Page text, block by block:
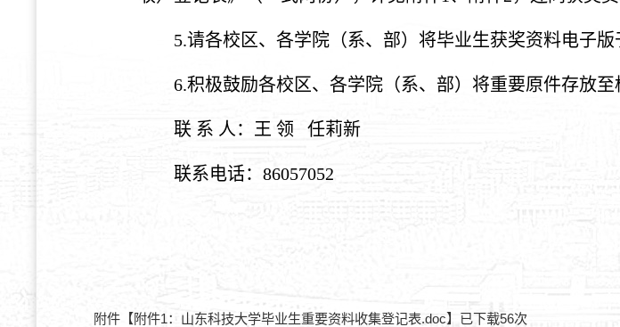
5.请各校区、各学院（系、部）将毕业生获奖资料电子版
6.积极鼓励各校区、各学院（系、部）将重要原件存放至
联 系 人：王 领 任莉新
联系电话：86057052
附件【附件1：山东科技大学毕业生重要资料收集登记表.doc】已下载56次